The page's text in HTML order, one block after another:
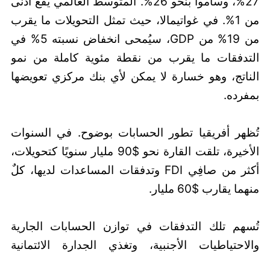
من 1%. في غواتيمالا، حيث تمثل التحويلات ما يقرب
من 19% من GDP، سيُمحى انخفاض نسبته 5% في
التدفقات ما يقرب من نقطة مئوية كاملة من نمو
الناتج، وهو خسارة لا يمكن لأي بنك مركزي تعويضها
بمفرده.
تُظهر أفريقيا تطور الحسابات بوضوح. في السنوات
الأخيرة، تلقت القارة نحو $90 مليار سنويًا كتحويلات،
أكثر من صافِي FDI وتدفقات المساعدات لديها، كلٌ
منهما يقارب $60 مليار.
تُسهم تلك التدفقات في توازن الحسابات الجارية
والاحتياطيات الأجنبية، وتغذي الجدارة الائتمانية